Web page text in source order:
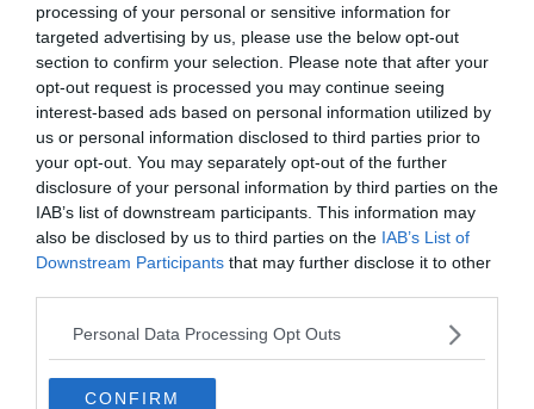
processing of your personal or sensitive information for
targeted advertising by us, please use the below opt-out
section to confirm your selection. Please note that after your
opt-out request is processed you may continue seeing
interest-based ads based on personal information utilized by
us or personal information disclosed to third parties prior to
your opt-out. You may separately opt-out of the further
disclosure of your personal information by third parties on the
IAB’s list of downstream participants. This information may
also be disclosed by us to third parties on the IAB’s List of
Downstream Participants that may further disclose it to other
Personal Data Processing Opt Outs
CONFIRM
A fenekükben
Fejükben
Ha érdekelnek további kvízekittmegtalálod őket, illetve
csatlakozhatszFacebookcsoportunkhoz is.
Mielőtt belépsz ne felejtsd el megosztani barátaiddal az
eredményedet.